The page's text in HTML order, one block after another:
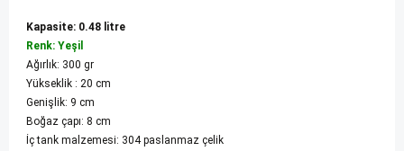
Kapasite: 0.48 litre
Renk: Yeşil
Ağırlık: 300 gr
Yükseklik : 20 cm
Genişlik: 9 cm
Boğaz çapı: 8 cm
İç tank malzemesi: 304 paslanmaz çelik